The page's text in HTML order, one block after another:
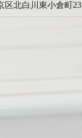
区北白川東小倉町23